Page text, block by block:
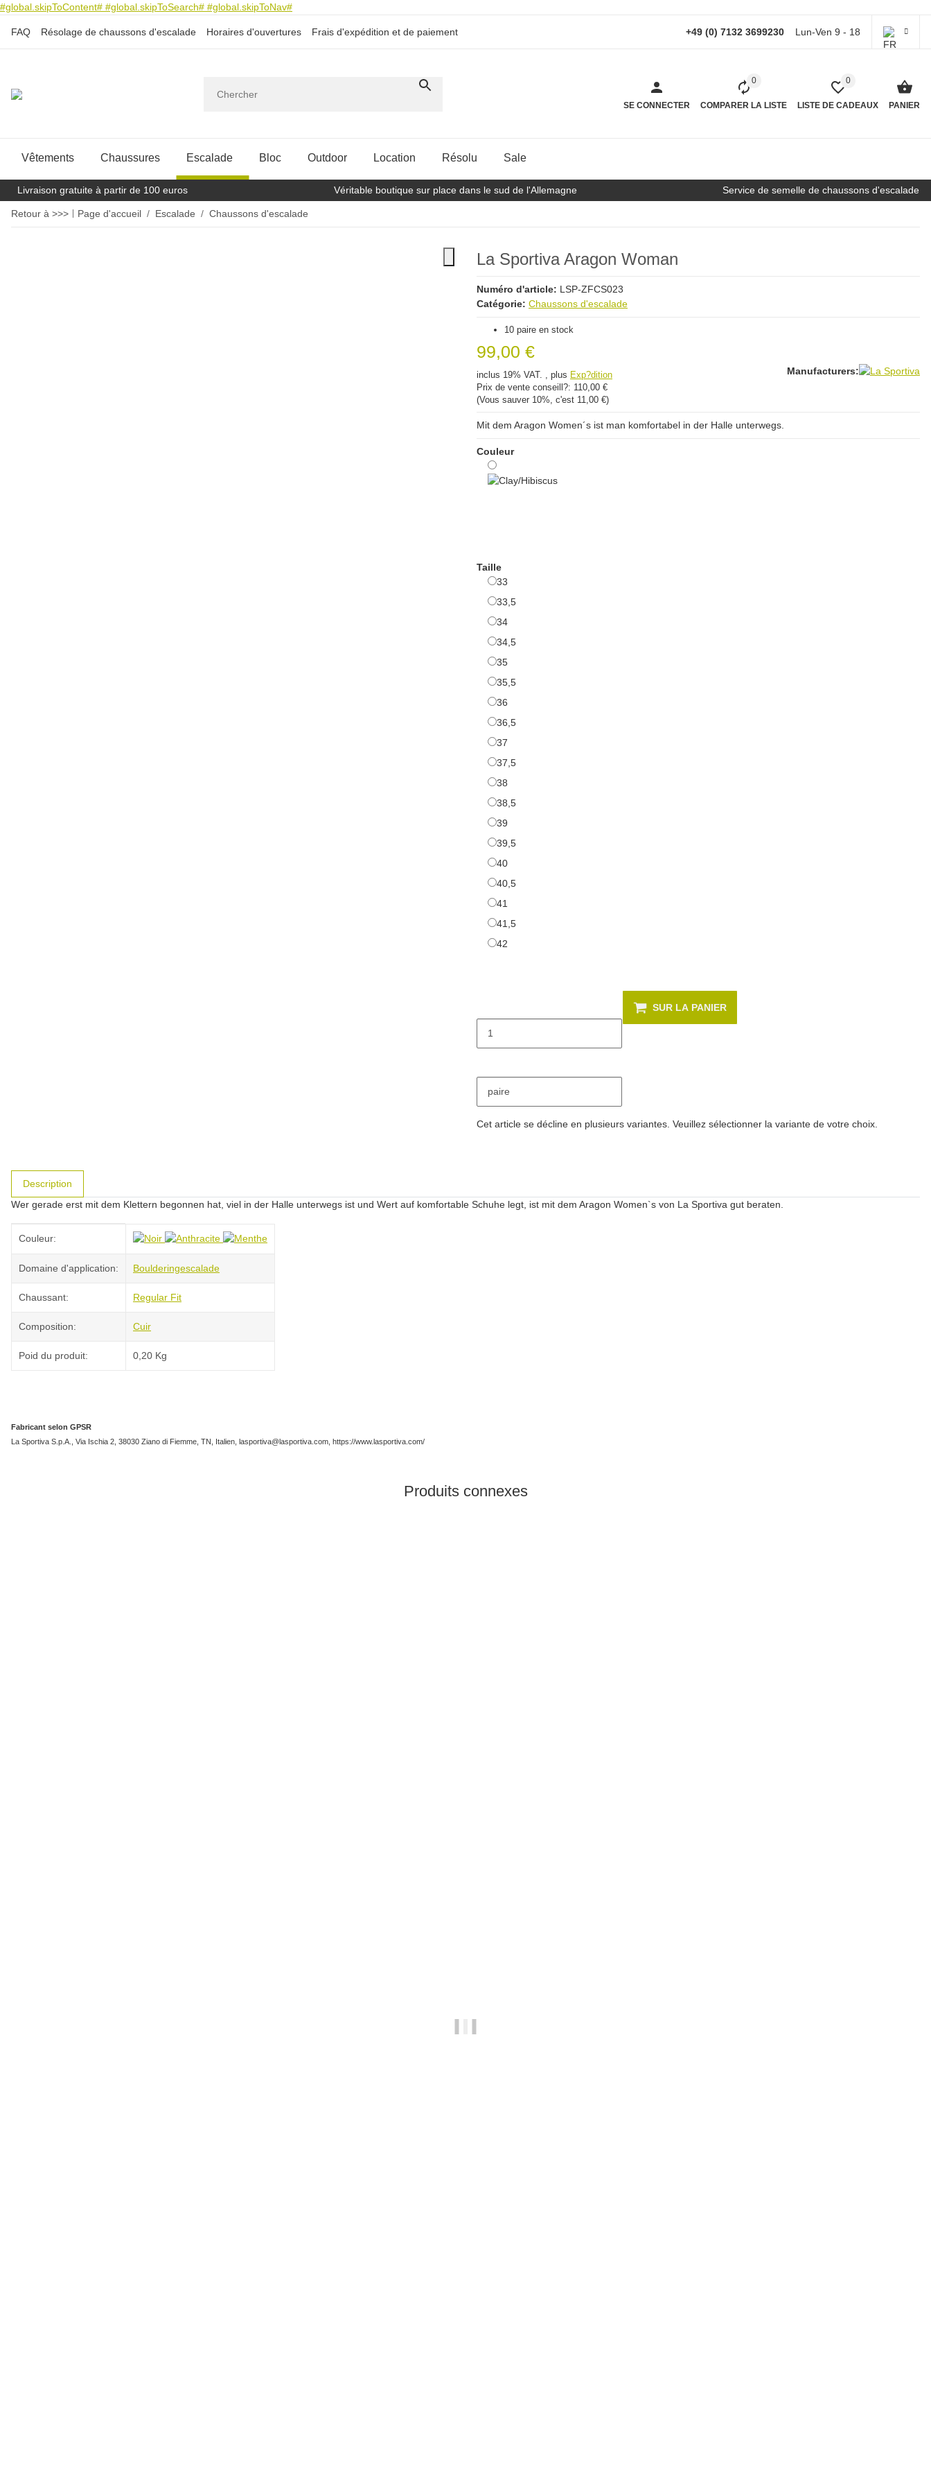
#global.skipToContent# #global.skipToSearch# #global.skipToNav#
FAQ Résolage de chaussons d'escalade Horaires d'ouvertures Frais d'expédition et de paiement +49 (0) 7132 3699230 Lun-Ven 9 - 18
SE CONNECTER
0
COMPARER LA LISTE
0
LISTE DE CADEAUX PANIER
Vêtements Chaussures Escalade Bloc Outdoor Location Résolu Sale
Livraison gratuite à partir de 100 euros Véritable boutique sur place dans le sud de l'Allemagne Service de semelle de chaussons d'escalade
Retour à >>> Page d'accueil Escalade Chaussons d'escalade
La Sportiva Aragon Woman
Numéro d'article: LSP-ZFCS023
Catégorie: Chaussons d'escalade
10 paire en stock
99,00 €
inclus 19% VAT. , plus Exp?dition
Prix ​​de vente conseill?: 110,00 €
(Vous sauver 10% , c'est 11,00 €)
Manufacturers:
Mit dem Aragon Women´s ist man komfortabel in der Halle unterwegs.
Couleur
Taille
33
33,533,5
3434
34,534,5
3535
35,535,5
36
36,536,5
37
37,537,5
38
38,538,5
39
39,539,5
4040
40,540,5
41
41,541,5
42
paire
SUR LA PANIER
x
Cet article se décline en plusieurs variantes. Veuillez sélectionner la variante de votre choix.
Description
Wer gerade erst mit dem Klettern begonnen hat, viel in der Halle unterwegs ist und Wert auf komfortable Schuhe legt, ist mit dem Aragon Women`s von La Sportiva gut beraten.
#productDetails.itemInformation#
#productDetails.itemValue#
Couleur:
Domaine d'application: Boulderingescalade
Chaussant: Regular Fit
Composition: Cuir
Poid du produit: 0,20 Kg
Fabricant selon GPSR
La Sportiva S.p.A., Via Ischia 2, 38030 Ziano di Fiemme, TN, Italien, lasportiva@lasportiva.com, https://www.lasportiva.com/
Produits connexes